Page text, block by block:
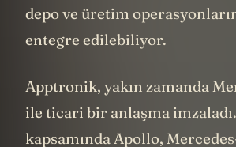
sayesinde kolay kontrol
depo ve üretim
Apptronik, yakın zamanda
ile ticari bir anlaşma imzaladı.